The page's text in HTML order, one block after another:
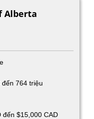
Alberta
764 triệu
đến $15,000 CAD